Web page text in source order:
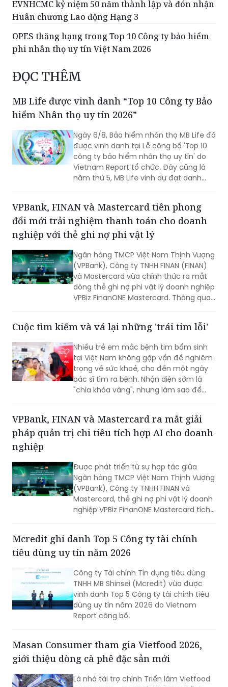
EVNHCMC kỷ niệm 50 năm thành lập và đón nhận
Huân chương Lao động Hạng 3
OPES thăng hạng trong Top 10 Công ty bảo hiểm
phi nhân thọ uy tín Việt Nam 2026
ĐỌC THÊM
MB Life được vinh danh “Top 10 Công ty Bảo
hiểm Nhân thọ uy tín 2026”
Ngày 6/8, Bảo hiểm nhân thọ MB Life đã
được vinh danh tại Lễ công bố 'Top 10
công ty bảo hiểm nhân thọ uy tín' do
Vietnam Report tổ chức. Đây cũng là
năm thứ 5, MB Life vinh dự đạt danh
chỉ đặt sự tín nhiệm lên hàng đầu suốt
một thập kỷ.
VPBank, FINAN và Mastercard tiên phong
đổi mới trải nghiệm thanh toán cho doanh
nghiệp với thẻ ghi nợ phi vật lý
Ngân hàng TMCP Việt Nam Thịnh Vượng
(VPBank), Công ty TNHH FINAN (FINAN)
và Mastercard vừa chính thức ra mắt
dòng thẻ ghi nợ phi vật lý doanh nghiệp
VPBiz FinanONE Mastercard. Thông qua
hiện đại, nơi doanh nghiệp có thể chủ
tiền và nâng cao hiệu quả vận hành
ngay từ những giao dịch hàng ngày.
Cuộc tìm kiếm và vá lại những 'trái tim lỗi'
Nhiều trẻ em mắc bệnh tim bẩm sinh
tại Việt Nam không gặp vấn đề nghiêm
trọng về sức khoẻ, cho đến một ngày
bác sĩ tìm ra bệnh. Nhận diện sớm là
"chìa khóa vàng", nhưng làm sao để
nơi điều kiện y tế còn thiếu thốn?
VPBank, FINAN và Mastercard ra mắt giải
pháp quản trị chi tiêu tích hợp AI cho doanh
nghiệp
Được phát triển từ sự hợp tác giữa
Ngân hàng TMCP Việt Nam Thịnh Vượng
(VPBank), Công ty TNHH FINAN và
Mastercard, thẻ ghi nợ phi vật lý doanh
nghiệp VPBiz FinanONE Mastercard tích
doanh nghiệp rút ngắn quy trình phê
duyệt chi tiêu, trao quyền chủ động
chặt chẽ ngân sách và dòng tiền theo
thời gian thực.
Mcredit ghi danh Top 5 Công ty tài chính
tiêu dùng uy tín năm 2026
Công ty Tài chính Tín dụng tiêu dùng
TNHH MB Shinsei (Mcredit) vừa được
vinh danh Top 5 Công ty tài chính tiêu
dùng uy tín năm 2026 do Vietnam
Report công bố.
Masan Consumer tham gia Vietfood 2026,
giới thiệu dòng cà phê đặc sản mới
Là nhà tài trợ chính Triển lãm Vietfood